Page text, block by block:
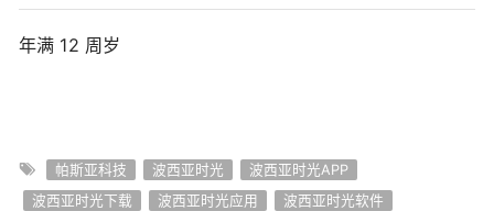
年满 12 周岁
帕斯亚科技 波西亚时光
波西亚时光APP
波西亚时光下载
波西亚时光应用 波西亚时光软件